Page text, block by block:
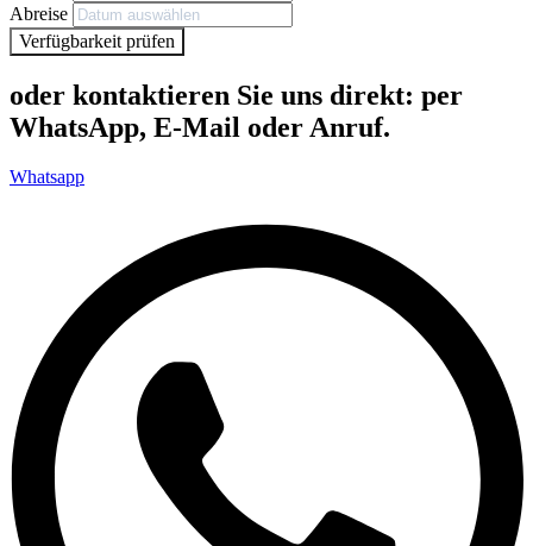
Abreise
Verfügbarkeit prüfen
oder kontaktieren Sie uns direkt: per
WhatsApp, E-Mail oder Anruf.
Whatsapp